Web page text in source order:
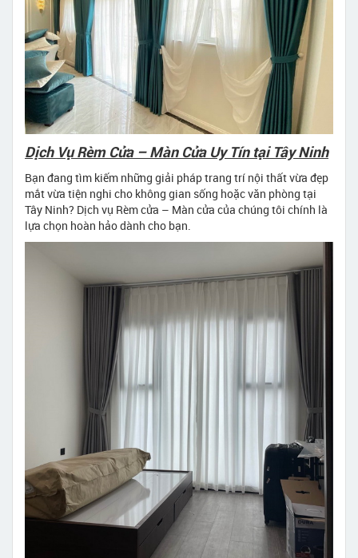
Dịch Vụ Rèm Cửa – Màn Cửa Uy Tín tại Tây Ninh
Bạn đang tìm kiếm những giải pháp trang trí nội thất vừa đẹp
mắt vừa tiện nghi cho không gian sống hoặc văn phòng tại
Tây Ninh? Dịch vụ Rèm cửa – Màn cửa của chúng tôi chính là
lựa chọn hoàn hảo dành cho bạn.